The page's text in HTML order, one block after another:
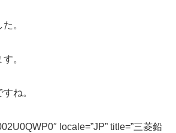
。
。
ね。
locale=”JP” title=”三菱鉛